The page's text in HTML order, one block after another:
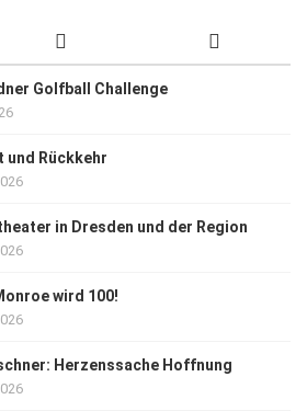
Golfball Challenge
und Rückkehr
in Dresden und der Region
wird 100!
Herzenssache Hoffnung